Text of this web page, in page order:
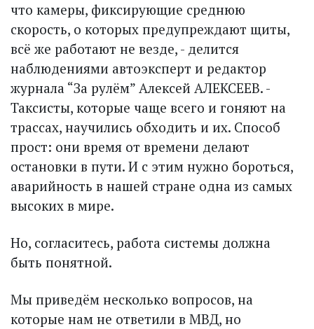
что камеры, фиксирующие среднюю
скорость, о которых предупреждают щиты,
всё же работают не везде, - делится
наблюдениями автоэкс­перт и редактор
журнала “За рулём” Алексей АЛЕКСЕЕВ. -
Таксисты, которые чаще всего и гоняют на
трассах, научились обходить и их. Способ
прост: они время от времени делают
остановки в пути. И с этим нужно бороться,
аварийность в нашей стране одна из самых
высоких в мире.
Но, согласитесь, работа сис­темы должна
быть понятной.
Мы приведём несколько вопросов, на
которые нам не ответили в МВД, но